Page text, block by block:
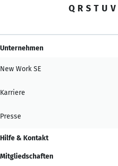
Q R S T U V
Unternehmen
New Work SE
Karriere
Presse
Hilfe & Kontakt
Mitgliedschaften